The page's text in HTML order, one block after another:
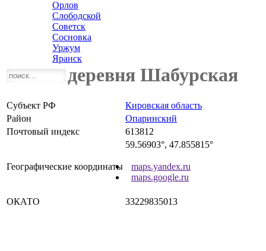
Орлов
Слободской
Советск
Сосновка
Уржум
Яранск
деревня Шабурская
Субъект РФ
Кировская область
Район
Опаринский
Почтовый индекс
613812
Географические координаты
59.56903°, 47.855815°
maps.yandex.ru
maps.google.ru
ОКАТО 33229835013